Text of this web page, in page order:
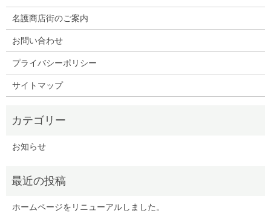
名護商店街のご案内
お問い合わせ
プライバシーポリシー
サイトマップ
お知らせ
ホームページをリニューアルしました。